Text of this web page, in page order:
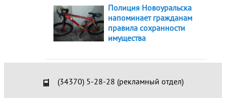
Полиция Новоуральска
напоминает гражданам
правила сохранности
имущества
(34370) 5-28-28 (рекламный отдел)